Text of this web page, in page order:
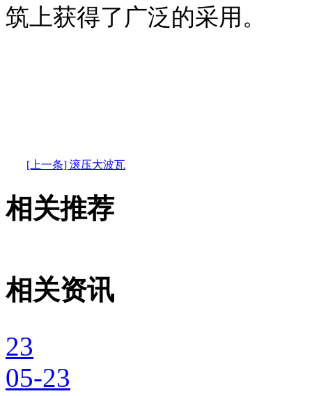
筑上获得了广泛的采用。
[上一条] 滚压大波瓦
相关推荐
相关资讯
23
05-23